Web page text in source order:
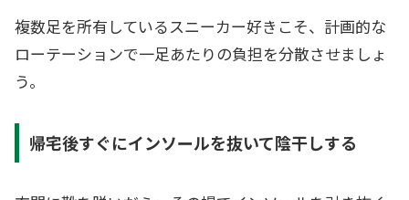
複数足を所有しているスニーカー好きこそ、計画的な
ローテーションで一足あたりの負担を分散させましょ
う。
帰宅後すぐにインソールを抜いて陰干しする